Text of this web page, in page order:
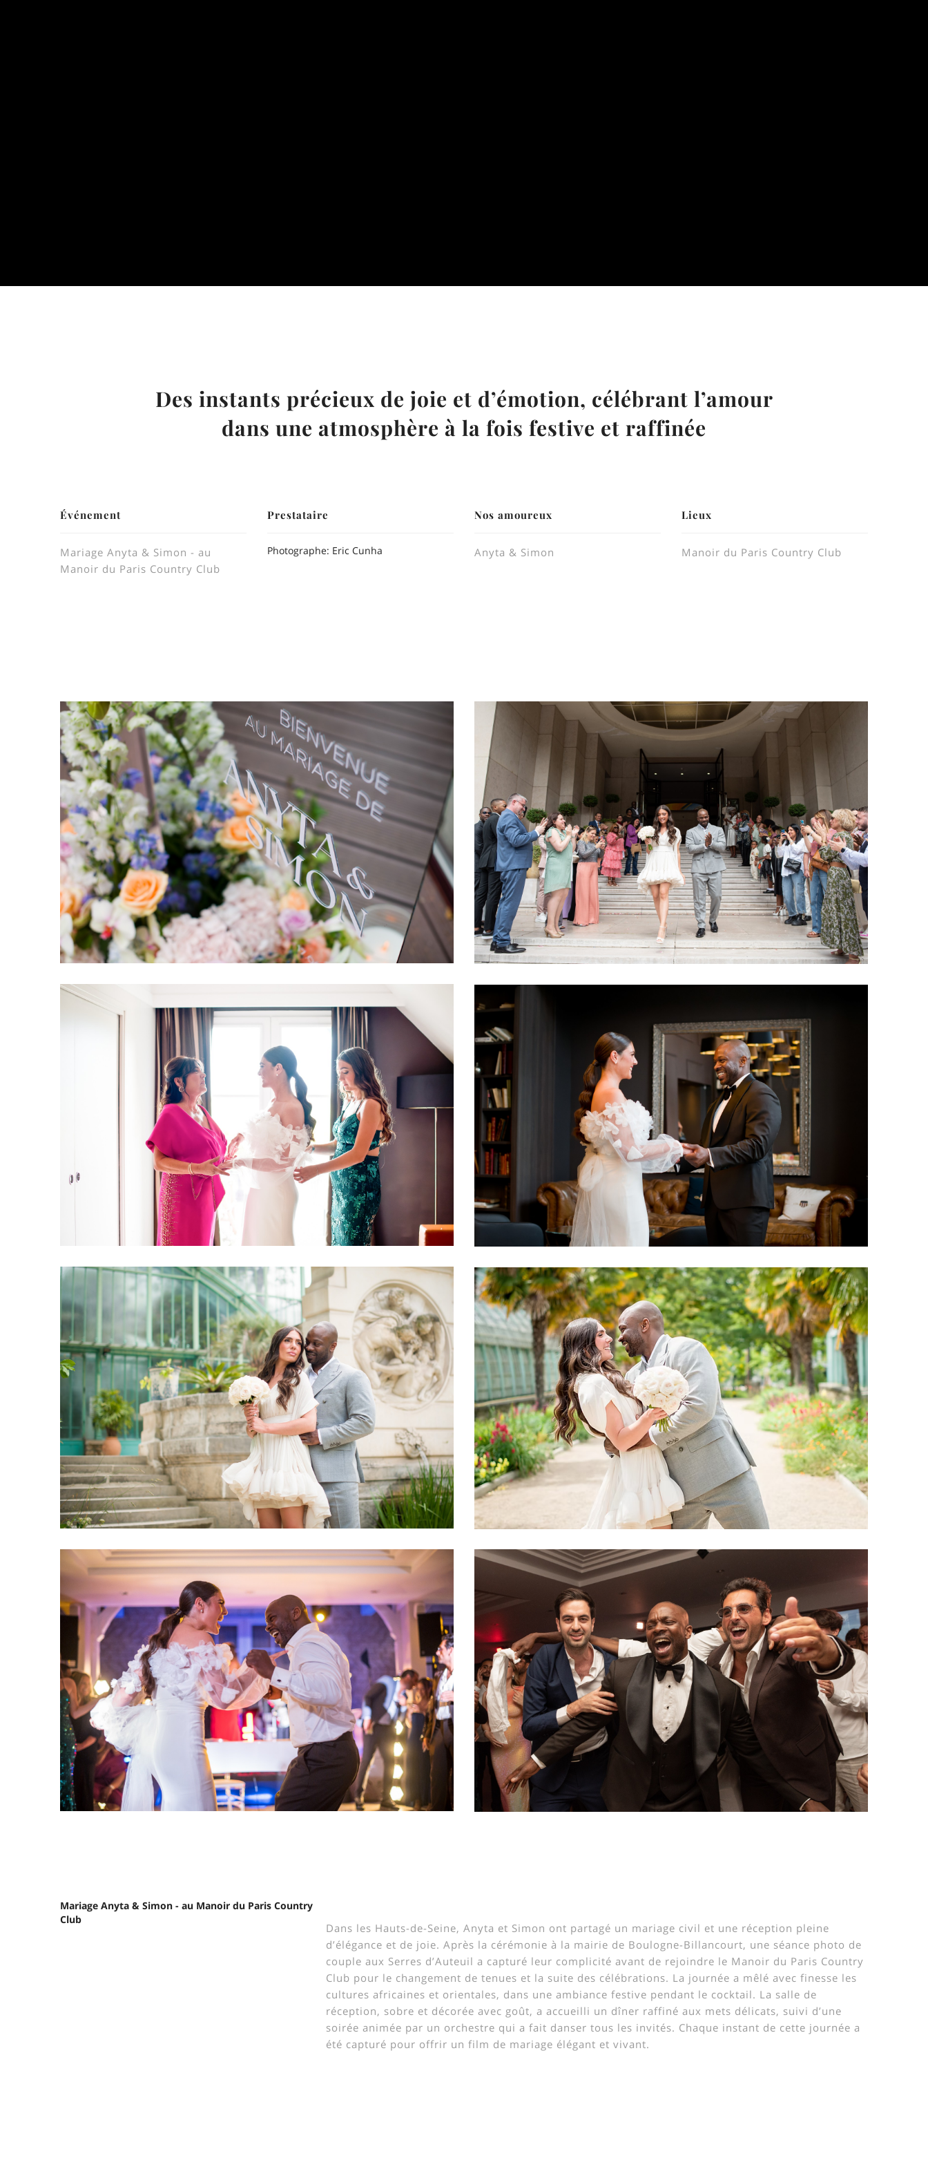
Des instants précieux de joie et d’émotion, célébrant l’amour
dans une atmosphère à la fois festive et raffinée
Événement
Mariage Anyta & Simon - au
Manoir du Paris Country Club
Prestataire
Photographe: Eric Cunha
Nos amoureux
Anyta & Simon
Lieux
Manoir du Paris Country Club
Mariage Anyta & Simon - au Manoir du Paris Country
Club
Dans les Hauts-de-Seine, Anyta et Simon ont partagé un mariage civil et une réception pleine
d’élégance et de joie. Après la cérémonie à la mairie de Boulogne-Billancourt, une séance photo de
couple aux Serres d’Auteuil a capturé leur complicité avant de rejoindre le Manoir du Paris Country
Club pour le changement de tenues et la suite des célébrations. La journée a mêlé avec finesse les
cultures africaines et orientales, dans une ambiance festive pendant le cocktail. La salle de
réception, sobre et décorée avec goût, a accueilli un dîner raffiné aux mets délicats, suivi d’une
soirée animée par un orchestre qui a fait danser tous les invités. Chaque instant de cette journée a
été capturé pour offrir un film de mariage élégant et vivant.